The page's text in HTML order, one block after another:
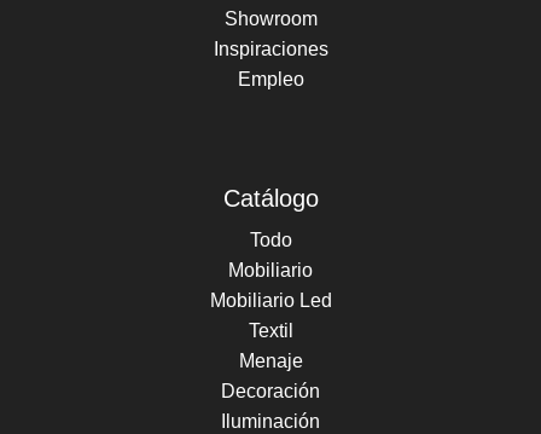
Showroom
Inspiraciones
Empleo
Catálogo
Todo
Mobiliario
Mobiliario Led
Textil
Menaje
Decoración
Iluminación